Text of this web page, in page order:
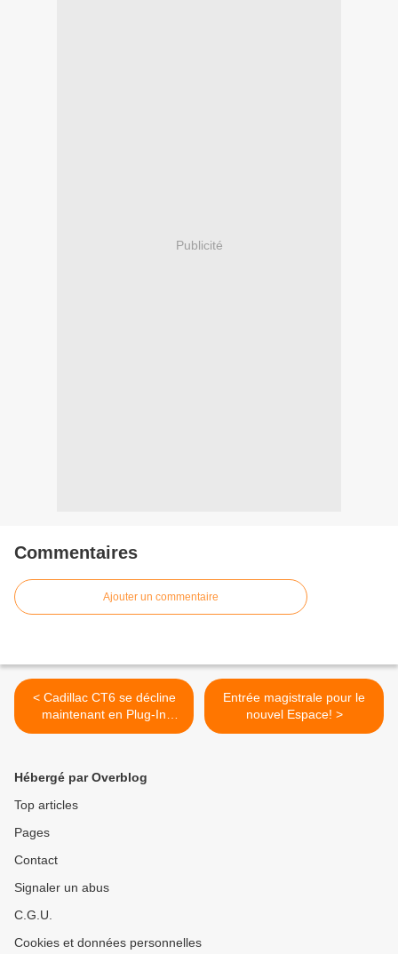
Publicité
Commentaires
Ajouter un commentaire
< Cadillac CT6 se décline
maintenant en Plug-In
Hybrid!
Entrée magistrale pour le
nouvel Espace! >
Hébergé par Overblog
Top articles
Pages
Contact
Signaler un abus
C.G.U.
Cookies et données personnelles